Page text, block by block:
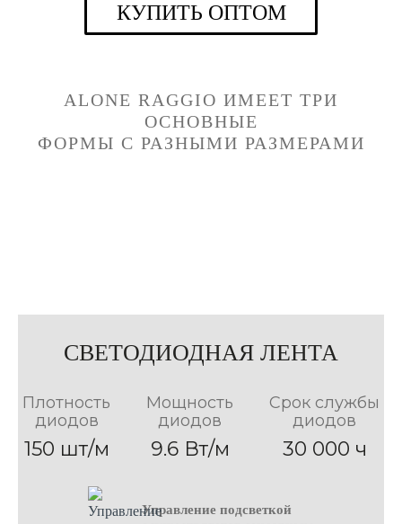
КУПИТЬ ОПТОМ
ALONE RAGGIO ИМЕЕТ ТРИ
ОСНОВНЫЕ
ФОРМЫ С РАЗНЫМИ РАЗМЕРАМИ
90см Х 70см
120см Х 70см
60см Х 70см
60см Х 80см
СВЕТОДИОДНАЯ ЛЕНТА
Плотность
диодов
150 шт/м
Мощность
диодов
9.6 Вт/м
Срок службы
диодов
30 000 ч
Управление подсветкой